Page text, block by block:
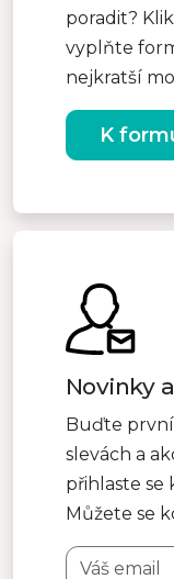
poradit?
vyplňte
nejkratší
K
Novinky
Buďte
slevách a
přihlaste
Můžete se